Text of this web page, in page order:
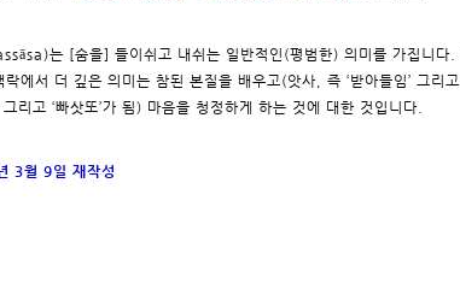
는 [숨을] 들이쉬고 내쉬는 일반적인(평범한) 의미를 가집니
서 더 깊은 의미는 참된 본질을 배우고(앗사, 즉 ‘받아들임’ 그리고
리고 ‘빠삿또’가 됨) 마음을 청정하게 하는 것에 대한 것입니다.
3월 9일 재작성